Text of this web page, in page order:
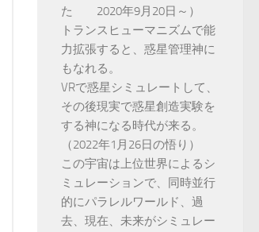
た 2020年9月20日～）
トランスヒューマニズムで能
力拡張すると、惑星管理神に
もなれる。
VRで惑星シミュレートして、
その後現実で惑星創造実験を
する神になる時代が来る。
（2022年1月26日の悟り）
この宇宙は上位世界によるシ
ミュレーションで、同時並行
的にパラレルワールド、過
去、現在、未来がシミュレー